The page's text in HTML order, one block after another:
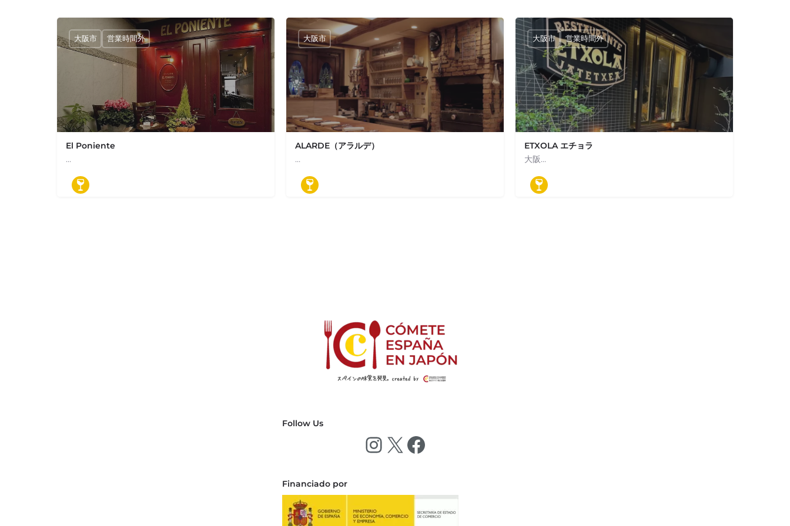
El Poniente
…
662206868
日本、大阪府大阪市中央区北浜２丁目１−２１ エル・ポニエンテ（EL PONIENTE）
大阪市 営業時間外
ALARDE（アラルデ）
…
06-6616-9825
日本、大阪府大阪市西区阿波座１丁目１４−４ アラルデ ALARDE
大阪市
ETXOLA エチョラ
大阪…
06-6479-1506
〒550-0004 大阪市西区靱本町1-4-2 プライム本町ビルディング1F
大阪市 営業時間外
Follow Us
Financiado por